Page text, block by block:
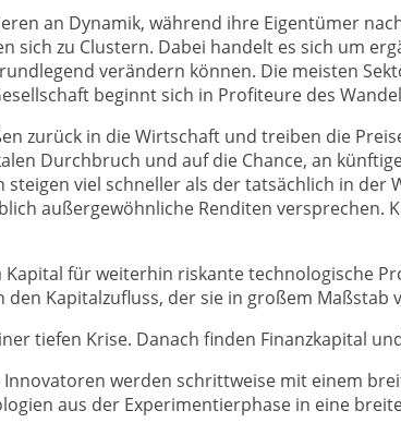
an Dynamik, während ihre Eigentümer
zu Clustern. Dabei handelt es sich um
verändern können. Die meisten
beginnt sich in Profiteure des
zurück in die Wirtschaft und treiben die
Durchbruch und auf die Chance, an
viel schneller als der tatsächlich in der
außergewöhnliche Renditen
für weiterhin riskante technologische
Kapitalzufluss, der sie in großem Maßstab
tiefen Krise. Danach finden Finanzkapital
werden schrittweise mit einem
aus der Experimentierphase in eine